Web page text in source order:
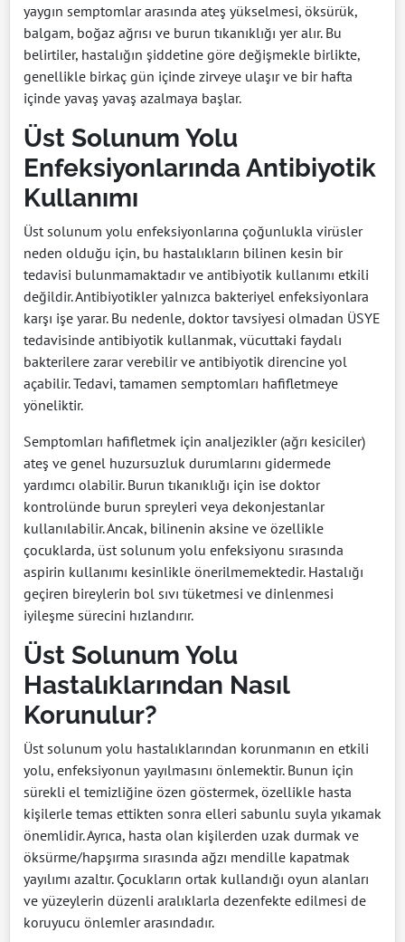
yaygın semptomlar arasında ateş yükselmesi, öksürük,
balgam, boğaz ağrısı ve burun tıkanıklığı yer alır. Bu
belirtiler, hastalığın şiddetine göre değişmekle birlikte,
genellikle birkaç gün içinde zirveye ulaşır ve bir hafta
içinde yavaş yavaş azalmaya başlar.
Üst Solunum Yolu
Enfeksiyonlarında Antibiyotik
Kullanımı
Üst solunum yolu enfeksiyonlarına çoğunlukla virüsler
neden olduğu için, bu hastalıkların bilinen kesin bir
tedavisi bulunmamaktadır ve antibiyotik kullanımı etkili
değildir. Antibiyotikler yalnızca bakteriyel enfeksiyonlara
karşı işe yarar. Bu nedenle, doktor tavsiyesi olmadan ÜSYE
tedavisinde antibiyotik kullanmak, vücuttaki faydalı
bakterilere zarar verebilir ve antibiyotik direncine yol
açabilir. Tedavi, tamamen semptomları hafifletmeye
yöneliktir.
Semptomları hafifletmek için analjezikler (ağrı kesiciler)
ateş ve genel huzursuzluk durumlarını gidermede
yardımcı olabilir. Burun tıkanıklığı için ise doktor
kontrolünde burun spreyleri veya dekonjestanlar
kullanılabilir. Ancak, bilinenin aksine ve özellikle
çocuklarda, üst solunum yolu enfeksiyonu sırasında
aspirin kullanımı kesinlikle önerilmemektedir. Hastalığı
geçiren bireylerin bol sıvı tüketmesi ve dinlenmesi
iyileşme sürecini hızlandırır.
Üst Solunum Yolu
Hastalıklarından Nasıl
Korunulur?
Üst solunum yolu hastalıklarından korunmanın en etkili
yolu, enfeksiyonun yayılmasını önlemektir. Bunun için
sürekli el temizliğine özen göstermek, özellikle hasta
kişilerle temas ettikten sonra elleri sabunlu suyla yıkamak
önemlidir. Ayrıca, hasta olan kişilerden uzak durmak ve
öksürme/hapşırma sırasında ağzı mendille kapatmak
yayılımı azaltır. Çocukların ortak kullandığı oyun alanları
ve yüzeylerin düzenli aralıklarla dezenfekte edilmesi de
koruyucu önlemler arasındadır.